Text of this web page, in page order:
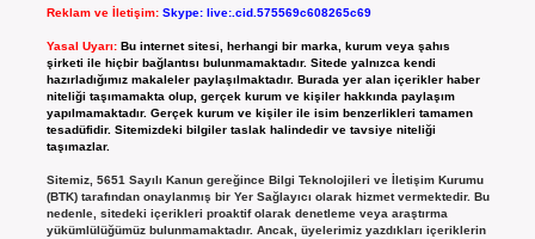
Reklam ve İletişim: Skype: live:.cid.575569c608265c69
Yasal Uyarı: Bu internet sitesi, herhangi bir marka, kurum veya şahıs
şirketi ile hiçbir bağlantısı bulunmamaktadır. Sitede yalnızca kendi
hazırladığımız makaleler paylaşılmaktadır. Burada yer alan içerikler haber
niteliği taşımamakta olup, gerçek kurum ve kişiler hakkında paylaşım
yapılmamaktadır. Gerçek kurum ve kişiler ile isim benzerlikleri tamamen
tesadüfidir. Sitemizdeki bilgiler taslak halindedir ve tavsiye niteliği
taşımazlar.
Sitemiz, 5651 Sayılı Kanun gereğince Bilgi Teknolojileri ve İletişim Kurumu
(BTK) tarafından onaylanmış bir Yer Sağlayıcı olarak hizmet vermektedir. Bu
nedenle, sitedeki içerikleri proaktif olarak denetleme veya araştırma
yükümlülüğümüz bulunmamaktadır. Ancak, üyelerimiz yazdıkları içeriklerin